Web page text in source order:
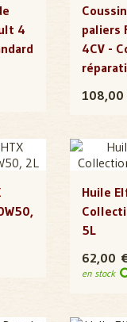
4
paliers
4CV -
Huile
5L
62,00
en stock